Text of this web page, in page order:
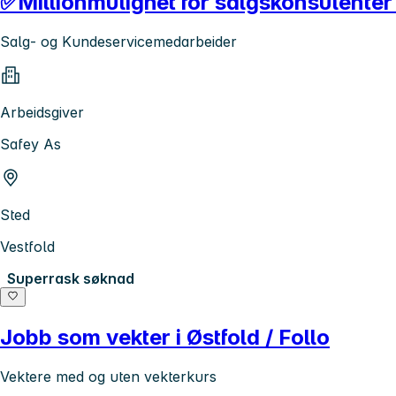
Salg- og Kundeservicemedarbeider
Arbeidsgiver
Safey As
Sted
Vestfold
Superrask søknad
Jobb som vekter i Østfold / Follo
Vektere med og uten vekterkurs